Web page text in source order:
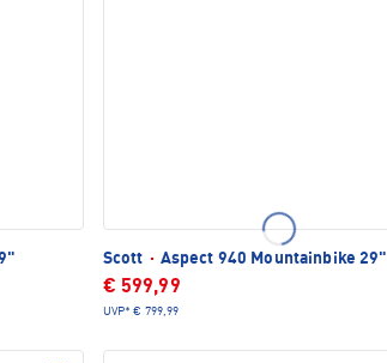
Scott · Aspect 940 Mountainbike 29"
€ 599,99
UVP* € 799,99